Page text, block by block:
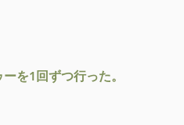
を1回ずつ行った。